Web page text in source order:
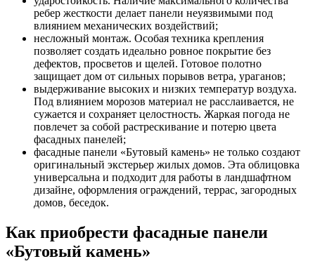
ребер жесткости делает панели неуязвимыми под
влиянием механических воздействий;
несложный монтаж. Особая техника крепления
позволяет создать идеально ровное покрытие без
дефектов, просветов и щелей. Готовое полотно
защищает дом от сильных порывов ветра, ураганов;
выдерживание высоких и низких температур воздуха.
Под влиянием морозов материал не расслаивается, не
сужается и сохраняет целостность. Жаркая погода не
повлечет за собой растрескивание и потерю цвета
фасадных панелей;
фасадные панели «Бутовый камень» не только создают
оригинальный экстерьер жилых домов. Эта облицовка
универсальна и подходит для работы в ландшафтном
дизайне, оформления ограждений, террас, загородных
домов, беседок.
Как приобрести фасадные панели
«Бутовый камень»